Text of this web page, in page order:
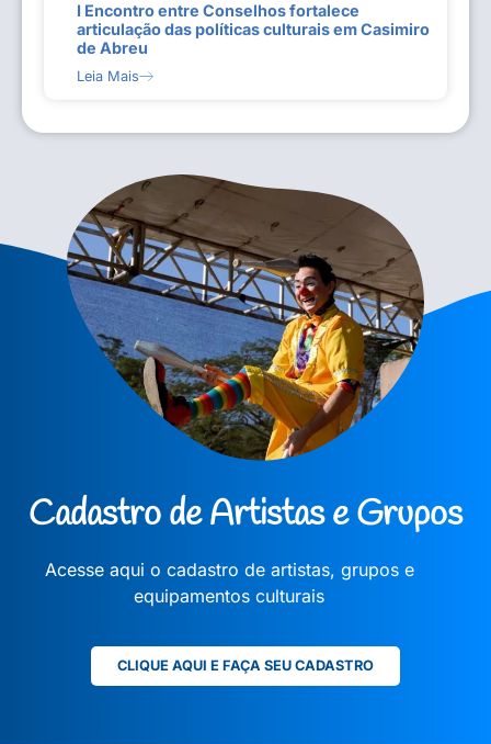
I Encontro entre Conselhos fortalece
articulação das políticas culturais em Casimiro
de Abreu
Leia Mais
Cadastro de Artistas e Grupos
Acesse aqui o cadastro de artistas, grupos e
equipamentos culturais
CLIQUE AQUI E FAÇA SEU CADASTRO